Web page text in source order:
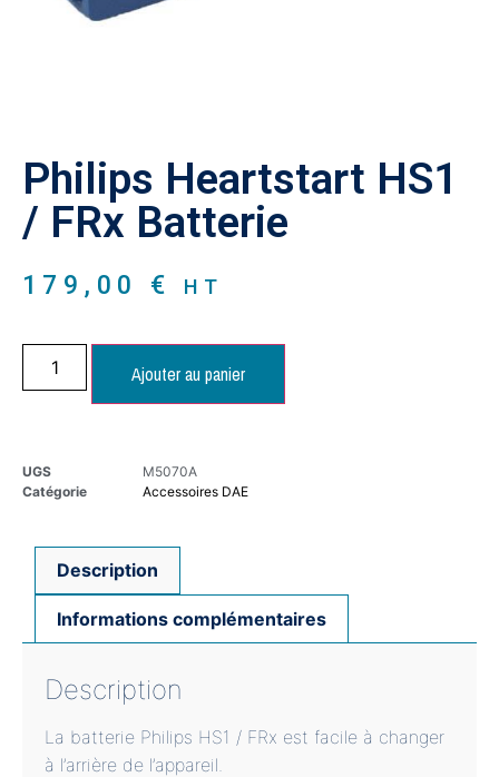
Philips Heartstart HS1
/ FRx Batterie
179,00 € HT
Ajouter au panier
UGS
M5070A
Catégorie
Accessoires DAE
Description
Informations complémentaires
Description
La batterie Philips HS1 / FRx est facile à changer
à l’arrière de l’appareil.